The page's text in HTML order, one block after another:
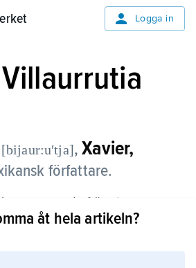
Logga in
[bijaur:uʹtja],Xavier,
författare.
var en av de främsta
Contemporáneos,
åt hela artikeln?